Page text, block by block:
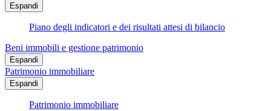
Espandi
Piano degli indicatori e dei risultati attesi di bilancio
Beni immobili e gestione patrimonio
Espandi
Patrimonio immobiliare
Espandi
Patrimonio immobiliare